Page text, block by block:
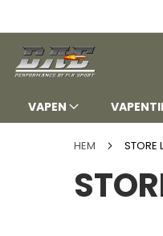
TILL
INNEHÅLLET
VAPEN
HEM STORE